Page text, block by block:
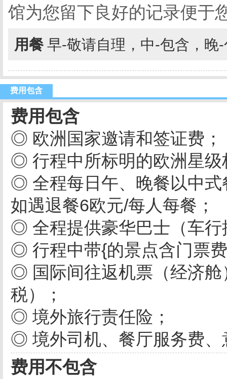
馆为您留下良好的记录便于
用餐 早-敬请自理，中-包含，晚
费用包含
费用包含
◎ 欧洲国家邀请和签证费；
◎ 行程中所标明的欧洲星级
◎ 全程每日午、晚餐以中式
如遇退餐6欧元/每人每餐；
◎ 全程提供豪华巴士（车行
◎ 行程中带{的景点含门票
◎ 国际间往返机票（经济舱
税）；
◎ 境外旅行责任险；
◎ 境外司机、餐厅服务费、
费用不包含